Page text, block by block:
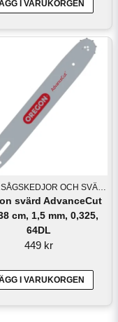
I VARUKORGEN
svärd AdvanceCut
cm, 1,5 mm, 0,325,
64DL
449 kr
I VARUKORGEN